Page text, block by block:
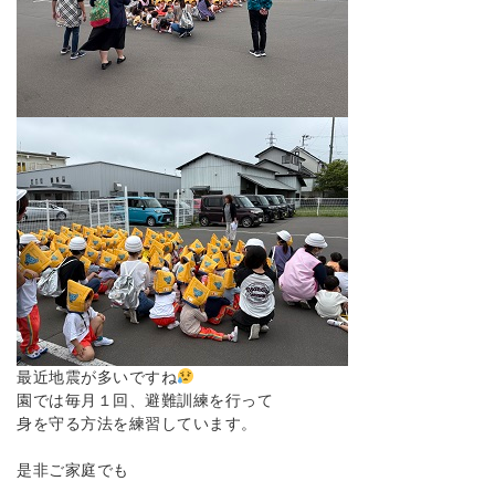
最近地震が多いですね
園では毎月１回、避難訓練を行って
身を守る方法を練習しています。
是非ご家庭でも